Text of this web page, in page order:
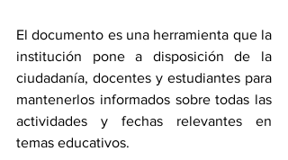
El documento es una herramienta que la
institución pone a disposición de la
ciudadanía, docentes y estudiantes para
mantenerlos informados sobre todas las
actividades y fechas relevantes en
temas educativos.